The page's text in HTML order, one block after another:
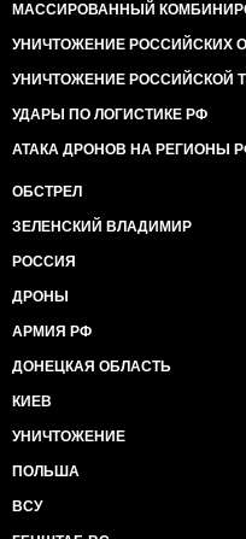
МАССИРОВАННЫЙ
УНИЧТОЖЕНИЕ РОССИЙСКИХ
УНИЧТОЖЕНИЕ РОССИЙСКОЙ
УДАРЫ ПО ЛОГИСТИКЕ РФ
АТАКА ДРОНОВ НА РЕГИОНЫ
ОБСТРЕЛ
ЗЕЛЕНСКИЙ ВЛАДИМИР
РОССИЯ
ДРОНЫ
АРМИЯ РФ
ДОНЕЦКАЯ ОБЛАСТЬ
КИЕВ
УНИЧТОЖЕНИЕ
ПОЛЬША
ВСУ